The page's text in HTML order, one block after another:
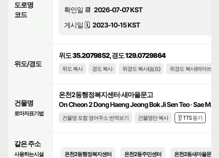
도로명
코드
확인일 📆 2026-07-07 KST
게시일 🗓️ 2023-10-15 KST
위도/경도
위도 35.2079852, 경도 129.0729864
위도 복사 경도 복사 위경도 복사(쉼표) 위경도 복사(띄어쓰기)
건물명
로마자표기법
온천2동행정복지센터·새마을문고
On Cheon 2 Dong Haeng Jeong Bok Ji Sen Teo · Sae Ma
건물명 포함 영어주소 번역보기 건물명만 복사 👂 TTS 듣기
같은 주소
사용하는시설
온천2동행정복지센터 온천2동주민센터 온천2동새마을문고